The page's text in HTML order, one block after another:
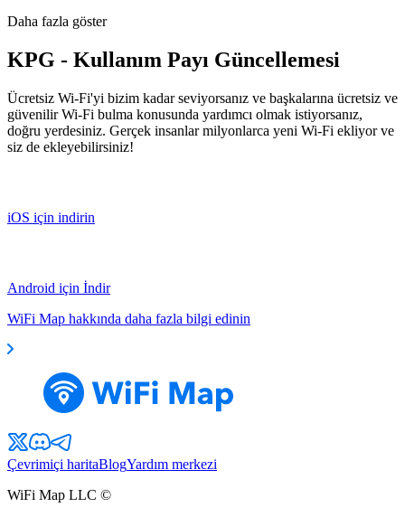
Daha fazla göster
KPG - Kullanım Payı Güncellemesi
Ücretsiz Wi-Fi'yi bizim kadar seviyorsanız ve başkalarına ücretsiz ve
güvenilir Wi-Fi bulma konusunda yardımcı olmak istiyorsanız,
doğru yerdesiniz. Gerçek insanlar milyonlarca yeni Wi-Fi ekliyor ve
siz de ekleyebilirsiniz!
iOS için indirin
Android için İndir
WiFi Map hakkında daha fazla bilgi edinin
Çevrimiçi haritaBlogYardım merkezi
WiFi Map LLC ©